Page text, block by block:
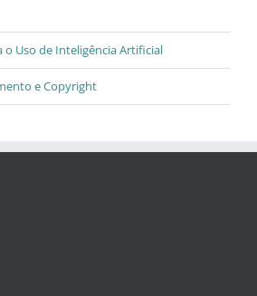
o Uso de Inteligência Artificial
e Copyright